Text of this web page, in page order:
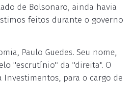
de Bolsonaro, ainda havia
feitos durante o governo
Paulo Guedes. Seu nome,
"escrutínio" da "direita". O
Investimentos, para o cargo de